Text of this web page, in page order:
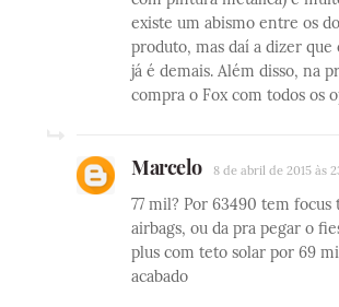
existe um abismo entre os
produto, mas daí a dizer que
já é demais. Além disso, na
compra o Fox com todos os
Marcelo 8 de abril de 2015 às
77 mil? Por 63490 tem focus
airbags, ou da pra pegar o
plus com teto solar por 69
acabado